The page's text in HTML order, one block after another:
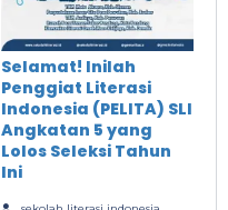
Selamat! Inilah
Penggiat Literasi
Indonesia (PELITA) SLI
Angkatan 5 yang
Lolos Seleksi Tahun
Ini